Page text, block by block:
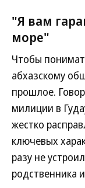
"Я вам
море"
Чтобы
абхазскому
прошлое.
милиции в
жестко
ключевых
разу не
родственника